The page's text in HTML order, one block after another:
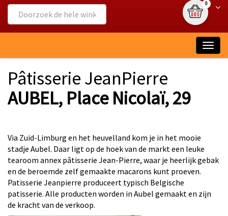
0{0}
Pâtisserie JeanPierre
AUBEL, Place Nicolaï, 29
Via Zuid-Limburg en het heuvelland kom je in het mooie
stadje Aubel. Daar ligt op de hoek van de markt een leuke
tearoom annex pâtisserie Jean-Pierre, waar je heerlijk gebak
en de beroemde zelf gemaakte macarons kunt proeven.
Patisserie Jeanpierre produceert typisch Belgische
patisserie. Alle producten worden in Aubel gemaakt en zijn
de kracht van de verkoop.